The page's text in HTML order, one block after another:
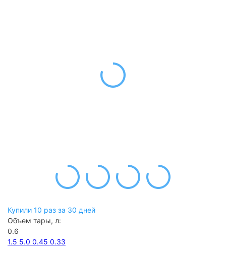
Купили 10 раз за 30 дней
Объем тары, л:
0.6
1.5 5.0 0.45 0.33